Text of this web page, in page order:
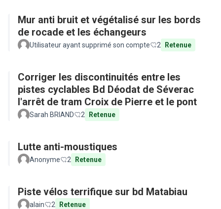
Mur anti bruit et végétalisé sur les bords
de rocade et les échangeurs
Utilisateur ayant supprimé son compte 2 Retenue
Corriger les discontinuités entre les
pistes cyclables Bd Déodat de Séverac
l'arrêt de tram Croix de Pierre et le pont
Sarah BRIAND 2 Retenue
Lutte anti-moustiques
Anonyme 2 Retenue
Piste vélos terrifique sur bd Matabiau
alain 2 Retenue